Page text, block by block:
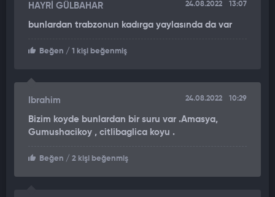
tarafından kırmızı listeye alınan Arap tavşanı; kanguru gibi
ayaklara, tavşan gibi kulaklara ve fare gibi gövdeye sahip.
HAYRİ GÜLBAHAR 24.08.2022 13:07
bunlardan trabzonun kadırga yaylasında da var
Beğen / 1 kişi beğenmiş
Ibrahim 24.08.2022 10:29
Bizim koyde bunlardan bir suru var .Amasya,
Gumushacikoy , citlibaglica koyu .
Beğen / 2 kişi beğenmiş